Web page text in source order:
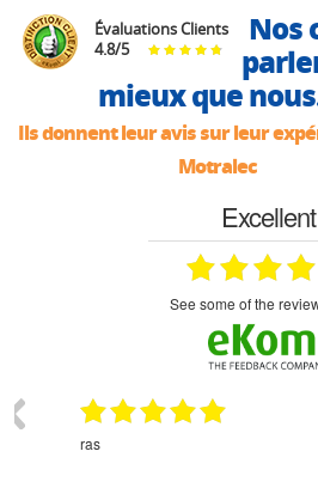
Évaluations Clients
4.8/5
Nos
mieux que
Ils donnent leur avis sur leur
Motralec
Excellent
see some of the
ras